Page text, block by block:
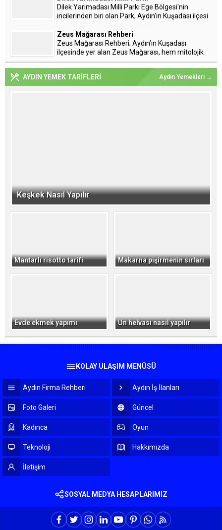
Dilek Yarımadası Milli Parkı Ege Bölgesi'nin
incilerinden biri olan Park, Aydın’ın Kuşadası ilçesi
yakınlarında bulunur ve zengin biyolojik çeşitliliği
Zeus Mağarası Rehberi
Zeus Mağarası Rehberi; Aydın’ın Kuşadası
ilçesinde yer alan Zeus Mağarası, hem mitolojik
hikayeleri hem de doğal güzellikleri ile dikkat
çeken bir yerdir.
AYDIN YEMEK TARİFLERİ
Aydın Yemekleri →
Keşkek Nasıl Yapılır
Mantarlı risotto tarifi Makarna pişirmenin sırları
Evde ekmek yapımı Un helvası nasıl yapılır
KOLAY ULAŞIM MENÜSÜ
Aydın Firma Rehberi Aydın İş İlanları
Foto Galeri Güncel
Kadınca Oyun
Teknoloji Hakkımızda
İletişim
SOSYAL MEDYA HESAPLARIMIZ